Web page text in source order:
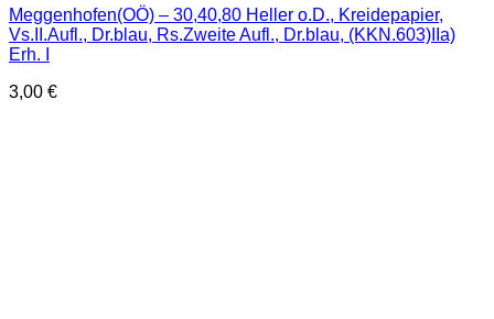
Meggenhofen(OÖ) – 30,40,80 Heller o.D., Kreidepapier,
Vs.II.Aufl., Dr.blau, Rs.Zweite Aufl., Dr.blau, (KKN.603)IIa)
Erh. I
3,00 €